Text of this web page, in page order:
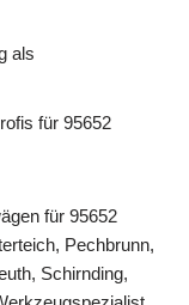
als
für 95652
für 95652
Pechbrunn,
Schirnding,